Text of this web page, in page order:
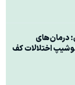
درمان‌های
اختلالات کف